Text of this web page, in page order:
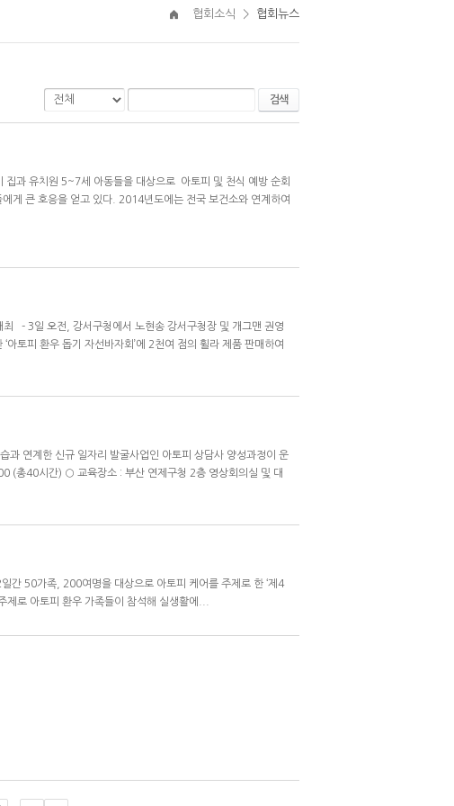
협회소식 > 협회뉴스
검색
과 유치원 5~7세 아동들을 대상으로 아토피 및 천식 예방 순회
게 큰 호응을 얻고 있다. 2014년도에는 전국 보건소와 연계하여
- 3일 오전, 강서구청에서 노현송 강서구청장 및 개그맨 권영
토피 환우 돕기 자선바자회’에 2천여 점의 휠라 제품 판매하여
과 연계한 신규 일자리 발굴사업인 아토피 상담사 양성과정이 운
40시간) ○ 교육장소 : 부산 연제구청 2층 영상회의실 및 대
간 50가족, 200여명을 대상으로 아토피 케어를 주제로 한 ‘제4
제로 아토피 환우 가족들이 참석해 실생활에...